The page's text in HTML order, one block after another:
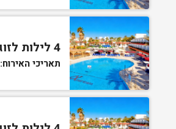
4 לילות לזוג ע"ב חצי פנסיון בחדר סטנדרט
תאריכי האירוח: